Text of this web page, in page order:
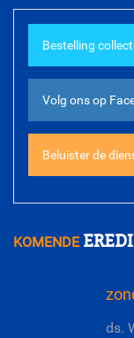
ds. G. van
Bestelling
Volg ons op
Beluister de
KOMENDE
ds.